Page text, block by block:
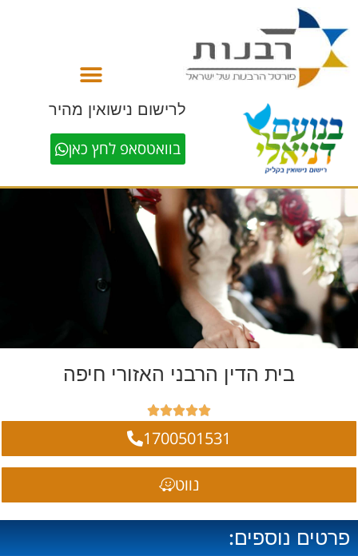
לרישום נישואין מהיר
בוואטסאפ לחץ כאן
בית הדין הרבני האזורי חיפה





1700501531
נווט
פרטים נוספים: